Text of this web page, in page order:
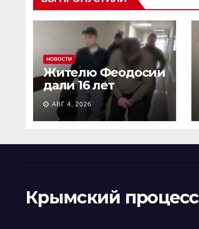
НОВОСТИ
Жителю Феодосии
дали 16 лет
колонии потому
что «являлся
противником СВО»
АВГ 4, 2026
Крымский процесс